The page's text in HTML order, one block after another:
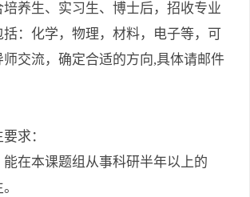
养生、实习生、博士后，招收专业
括：化学，物理，材料，电子等，可
师交流，确定合适的方向,具体请邮件
求：
能在本课题组从事科研半年以上的